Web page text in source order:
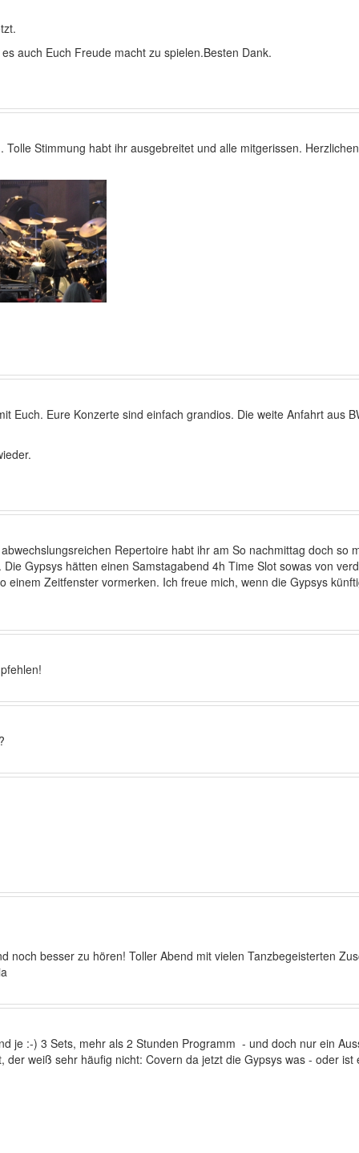
auch Euch Freude macht zu spielen.Besten Dank.
Stimmung habt ihr ausgebreitet und alle mitgerissen.
Euch. Eure Konzerte sind einfach grandios. Die weite Anfahrt aus
Repertoire habt ihr am So nachmittag doch so
Gypsys hätten einen Samstagabend 4h Time Slot sowas von
einem Zeitfenster vormerken. Ich freue mich, wenn die Gypsys
noch besser zu hören! Toller Abend mit vielen Tanzbegeisterten
je :-) 3 Sets, mehr als 2 Stunden Programm - und doch nur ein
weiß sehr häufig nicht: Covern da jetzt die Gypsys was - oder